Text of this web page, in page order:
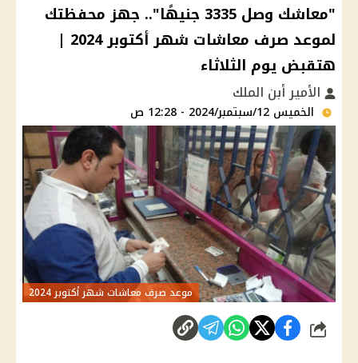
"معاشك وصل 3335 جنيهًا".. جهز محفظتك
لموعد صرف معاشات شهر أكتوبر 2024 |
هتقبض يوم الثلاثاء
الأمير أبن الملك
الخميس 12/سبتمبر/2024 - 12:28 ص
موعد صرف معاشات شهر أكتوبر 2024
شارك